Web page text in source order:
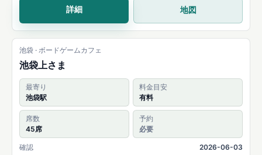
詳細 地図
池袋 · ボードゲームカフェ
池袋上さま
最寄り
池袋駅
料金目安
有料
席数
45席
予約
必要
確認
2026-06-03